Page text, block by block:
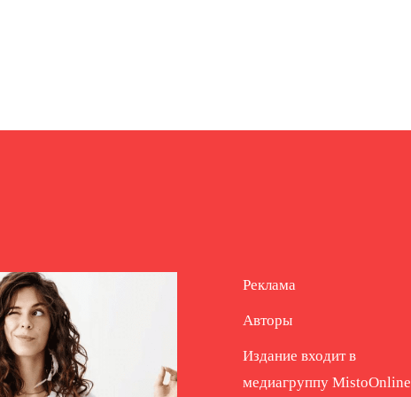
Реклама
Авторы
Издание входит в
медиагруппу MistoOnline